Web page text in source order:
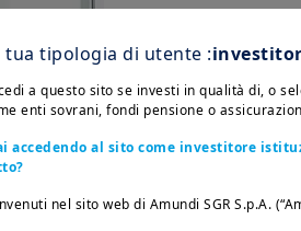
Il
Il nostro
gestione
Scopri il
ricerca
tua tipologia di utente :
a questo sito se investi in qualità di, o
enti sovrani, fondi pensione o
accedendo al sito come investitore
nel sito web di Amundi SGR S.p.A.